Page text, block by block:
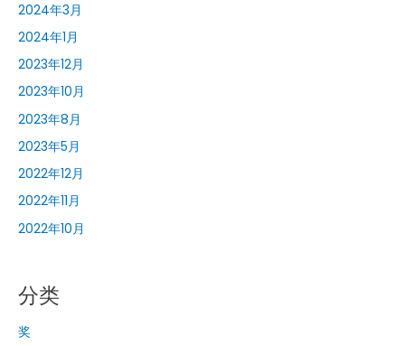
2024年3月
2024年1月
2023年12月
2023年10月
2023年8月
2023年5月
2022年12月
2022年11月
2022年10月
分类
奖